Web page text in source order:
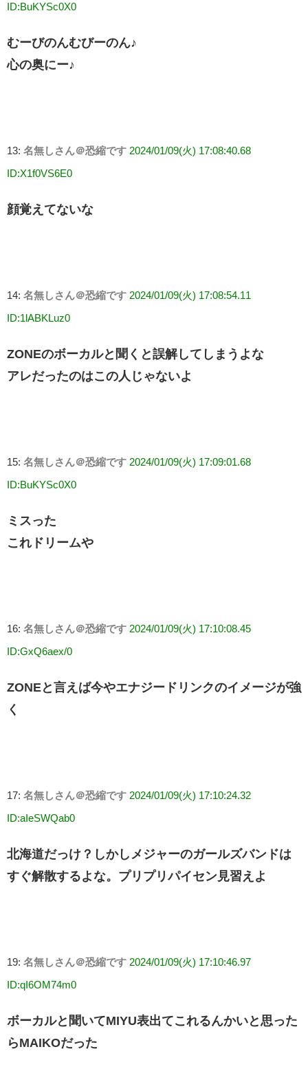
ID:BuKYSc0X0
むーびのんむびーのん♪
心の奥にー♪
13: 名無しさん＠恐縮です 2024/01/09(火) 17:08:40.68
ID:X1f0VS6E0
顔覚えてないな
14: 名無しさん＠恐縮です 2024/01/09(火) 17:08:54.11
ID:1lABKLuz0
ZONEのボーカルと聞くと誤解してしまうよな
アレだったのはこの人じゃないよ
15: 名無しさん＠恐縮です 2024/01/09(火) 17:09:01.68
ID:BuKYSc0X0
ミスった
これドリームや
16: 名無しさん＠恐縮です 2024/01/09(火) 17:10:08.45
ID:GxQ6aex/0
ZONEと言えば今やエナジードリンクのイメージが強
く
17: 名無しさん＠恐縮です 2024/01/09(火) 17:10:24.32
ID:aIeSWQab0
北海道だっけ？しかしメジャーのガールズバンドは
すぐ解散するよな。プリプリパイセン見習えよ
19: 名無しさん＠恐縮です 2024/01/09(火) 17:10:46.97
ID:qI6OM74m0
ボーカルと聞いてMIYU表出てこれるんかいと思った
らMAIKOだった